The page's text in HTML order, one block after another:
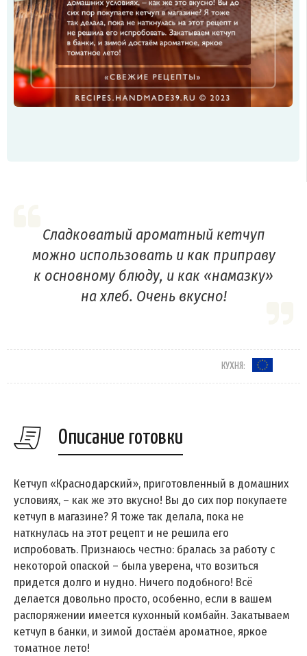
Сладковатый ароматный кетчуп
можно использовать и как приправу
к основному блюду, и как «намазку»
на хлеб. Очень вкусно!
КУХНЯ:
Описание готовки
Кетчуп «Краснодарский», приготовленный в домашних
условиях, – как же это вкусно! Вы до сих пор покупаете
кетчуп в магазине? Я тоже так делала, пока не
наткнулась на этот рецепт и не решила его
испробовать. Признаюсь честно: бралась за работу с
некоторой опаской – была уверена, что возиться
придется долго и нудно. Ничего подобного! Всё
делается довольно просто, особенно, если в вашем
распоряжении имеется кухонный комбайн. Закатываем
кетчуп в банки, и зимой достаём ароматное, яркое
томатное лето!